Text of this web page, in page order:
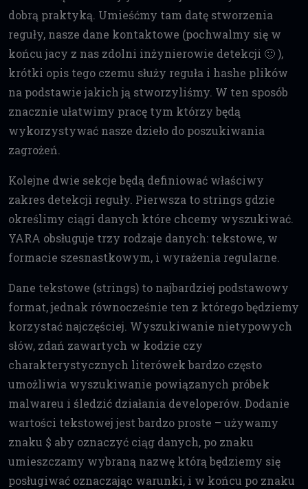
dobrą praktyką. Umieśćmy tam datę stworzenia
reguły, nasze dane kontaktowe (pochwalmy się w
końcu jacy z nas zdolni inżynierowie detekcji 🙂 ),
krótki opis tego czemu służy reguła i hashe plików
na podstawie jakich ją stworzyliśmy. W ten sposób
znacznie ułatwimy pracę tym którzy będą
wykorzystywać nasze dzieło do poszukiwania
zagrożeń.
Kolejne dwie sekcje będą definiować właściwy
zakres detekcji reguły. Pierwsza to strings gdzie
określimy ciągi danych które chcemy wyszukiwać.
YARA obsługuje trzy rodzaje danych: tekstowe, w
formacie szesnastkowym, i wyrażenia regularne.
Dane tekstowe (strings) to najbardziej podstawowy
format, jednak równocześnie ten z którego będziemy
korzystać najczęściej. Wyszukiwanie nietypowych
słów, zdań zawartych w kodzie czy
charakterystycznych literówek bardzo często
umożliwia wyszukiwanie powiązanych próbek
malwareu i śledzić działania developerów. Dodanie
wartości tekstowej jest bardzo proste – używamy
znaku $ aby oznaczyć ciąg danych, po znaku
umieszczamy wybraną nazwę którą będziemy się
posługiwać oznaczając warunki, i w końcu po znaku